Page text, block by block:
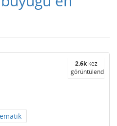
2.6kkez
görüntülendi